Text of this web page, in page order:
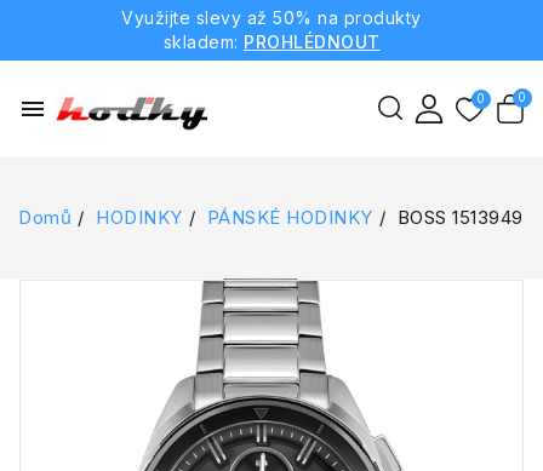
Využijte slevy až 50% na produkty
skladem: PROHLÉDNOUT
menu
Domů HODINKY PÁNSKÉ HODINKY BOSS 1513949